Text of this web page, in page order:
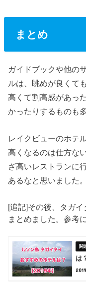
まとめ
ガイドブックや他の
ルは、眺めが良くて
高くて割高感があっ
かったりするものも
レイクビューのホテ
高くなるのは仕方な
ざ高いレストランに
あるなと思いました。
[追記]その後、タガ
まとめました。参考
は